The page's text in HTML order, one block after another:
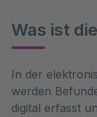
Was ist
In der
werden
digital erfasst